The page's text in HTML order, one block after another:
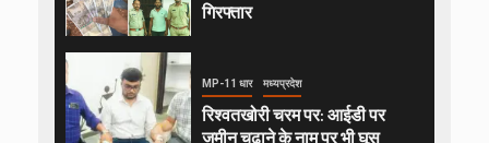
गिरफ्तार
MP-11 धार मध्यप्रदेश
रिश्वतखोरी चरम पर: आईडी पर
जमीन चढ़ाने के नाम पर भी घूस